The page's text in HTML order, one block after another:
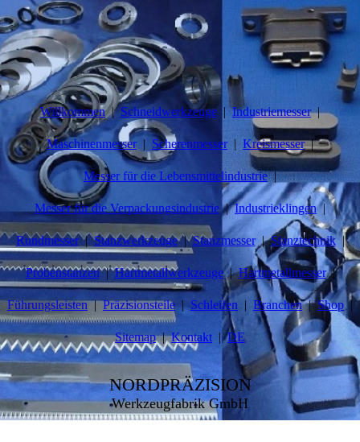
Willkommen Schneidwerkzeuge Industriemesser
Maschinenmesser Scherenmesser Kreismesser
Messer für die Lebensmittelindustrie
Messer für die Verpackungsindustrie Industrieklingen
Rundmesser Stanzwerkzeuge Stanzmesser Stanztechnik
Probenstanzen Hartmetallwerkzeuge Hartmetallmesser
Führungsleisten Präzisionsteile Schleifen Branchen Shop
Sitemap Kontakt DE
NORDPRÄZISION
Werkzeugfabrik GmbH